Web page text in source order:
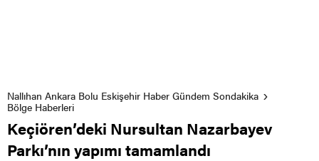
Nallıhan Ankara Bolu Eskişehir Haber Gündem Sondakika
Bölge Haberleri
Keçiören’deki Nursultan Nazarbayev
Parkı’nın yapımı tamamlandı